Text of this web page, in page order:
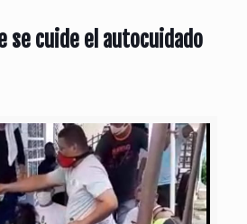
se cuide el autocuidado